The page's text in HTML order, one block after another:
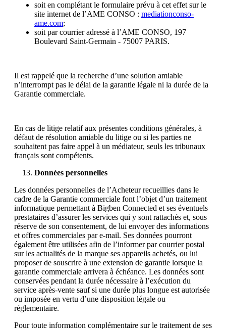
soit en complétant le formulaire prévu à cet effet sur le
site internet de l’AME CONSO : mediationconso-
ame.com;
soit par courrier adressé à l’AME CONSO, 197
Boulevard Saint-Germain - 75007 PARIS.
Il est rappelé que la recherche d’une solution amiable
n’interrompt pas le délai de la garantie légale ni la durée de la
Garantie commerciale.
En cas de litige relatif aux présentes conditions générales, à
défaut de résolution amiable du litige ou si les parties ne
souhaitent pas faire appel à un médiateur, seuls les tribunaux
français sont compétents.
Données personnelles
Les données personnelles de l’Acheteur recueillies dans le
cadre de la Garantie commerciale font l’objet d’un traitement
informatique permettant à Bigben Connected et ses éventuels
prestataires d’assurer les services qui y sont rattachés et, sous
réserve de son consentement, de lui envoyer des informations
et offres commerciales par e-mail. Ses données pourront
également être utilisées afin de l’informer par courrier postal
sur les actualités de la marque ses appareils achetés, ou lui
proposer de souscrire à une extension de garantie lorsque la
garantie commerciale arrivera à échéance. Les données sont
conservées pendant la durée nécessaire à l’exécution du
service après-vente sauf si une durée plus longue est autorisée
ou imposée en vertu d’une disposition légale ou
réglementaire.
Pour toute information complémentaire sur le traitement de ses